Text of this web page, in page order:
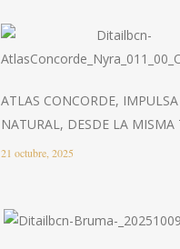
ATLAS CONCORDE,
NATURAL, DESDE LA MISMA
21 octubre, 2025